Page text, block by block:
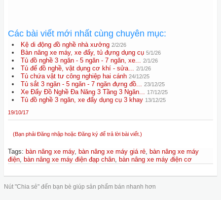
Các bài viết mới nhất cùng chuyên mục:
Kệ di động đồ nghề nhà xưởng 2/2/26
Bàn nâng xe máy, xe đẩy, tủ đựng dụng cụ 5/1/26
Tủ đồ nghề 3 ngăn - 5 ngăn - 7 ngăn, xe... 2/1/26
Tủ để đồ nghề, vật dụng cơ khí - sửa... 2/1/26
Tủ chứa vật tư công nghiệp hai cánh 24/12/25
Tủ sắt 3 ngăn - 5 ngăn - 7 ngăn đựng đồ... 23/12/25
Xe Đẩy Đồ Nghề Đa Năng 3 Tầng 3 Ngăn... 17/12/25
Tủ đồ nghề 3 ngăn, xe đẩy dụng cụ 3 khay 13/12/25
19/10/17
(Bạn phải Đăng nhập hoặc Đăng ký để trả lời bài viết.)
Tags: bàn nâng xe máy, bàn nâng xe máy giá rẻ, bàn nâng xe máy
điện, bàn nâng xe máy điện đạp chân, bàn nâng xe máy điện cơ
Nút "Chia sẻ" đến bạn bè giúp sản phẩm bán nhanh hơn